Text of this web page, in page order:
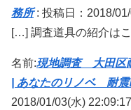
務所: 投稿日：2018/
[…] 調査道具の紹介は
名前:現地調査 大田区
| あなたのリノベ 耐
2018/01/03(水) 22:09:17